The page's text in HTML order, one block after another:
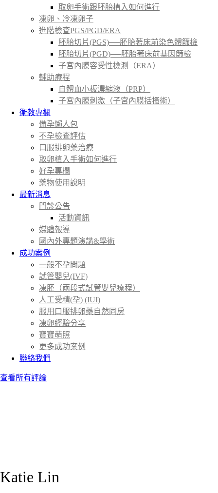
取卵手術跟胚胎植入如何進行
凍卵、冷凍卵子
進階檢查PGS/PGD/ERA
胚胎切片(PGS)──胚胎著床前染色體篩檢
胚胎切片(PGD)──胚胎著床前基因篩檢
子宮內膜容受性檢測（ERA）
輔助療程
自體血小板濃縮液（PRP）
子宮內膜刺激（子宮內膜括搔術）
衛教專欄
備孕懶人包
不孕檢查評估
口服排卵藥治療
取卵植入手術如何進行
好孕專欄
藥物使用說明
最新消息
門診公告
活動資訊
媒體報導
國內外專題演講&學術
成功案例
一般不孕問題
試管嬰兒(IVF)
凍胚（兩段式試管嬰兒療程）
人工受精(孕) (IUI)
服用口服排卵藥自然同房
凍卵經驗分享
寶寶萌照
更多成功案例
聯絡我們
查看所有評論
Katie Lin